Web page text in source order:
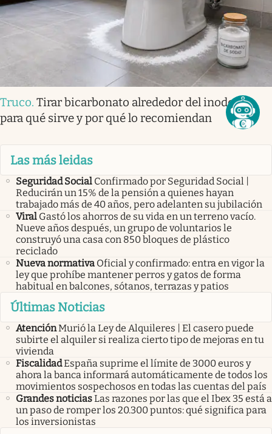
Truco. Tirar bicarbonato alrededor del inodoro:
para qué sirve y por qué lo recomiendan
Las más leidas
Seguridad Social Confirmado por Seguridad Social |
Reducirán un 15% de la pensión a quienes hayan
trabajado más de 40 años, pero adelanten su jubilación
Viral Gastó los ahorros de su vida en un terreno vacío.
Nueve años después, un grupo de voluntarios le
construyó una casa con 850 bloques de plástico
reciclado
Nueva normativa Oficial y confirmado: entra en vigor la
ley que prohíbe mantener perros y gatos de forma
habitual en balcones, sótanos, terrazas y patios
Últimas Noticias
AtenciónMurió la Ley de Alquileres | El casero puede
subirte el alquiler si realiza cierto tipo de mejoras en tu
vivienda
FiscalidadEspaña suprime el límite de 3000 euros y
ahora la banca informará automáticamente de todos los
movimientos sospechosos en todas las cuentas del país
Grandes noticiasLas razones por las que el Ibex 35 está a
un paso de romper los 20.300 puntos: qué significa para
los inversionistas